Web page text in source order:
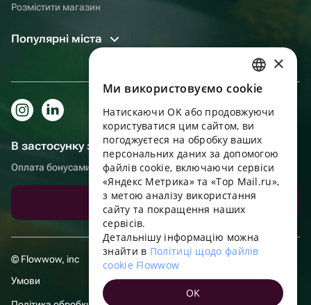
Розмістити магазин
Популярні міста
В застосунку зручніше!
Оплата бонусами, самовивіз, зручний чат підтримки
Завантажити додаток
© Flowwow, inc
Умови
RUSSIAN
ENGLISH
UKRAINIAN
PORTUGUESE
SPANISH
HUNGARIAN
FRENCH
TURKISH
×
Ми використовуємо cookie
Натискаючи OK або продовжуючи
користуватися цим сайтом, ви
погоджуєтеся на обробку ваших
персональних даних за допомогою
файлів cookie, включаючи сервіси
«Яндекс Метрика» та «Top Mail.ru»,
з метою аналізу використання
сайту та покращення наших
сервісів.
Детальнішу інформацію можна
знайти в Політиці щодо файлів
cookie Flowwow
OK